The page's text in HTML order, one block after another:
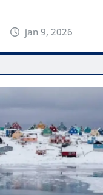
jan 9, 2026